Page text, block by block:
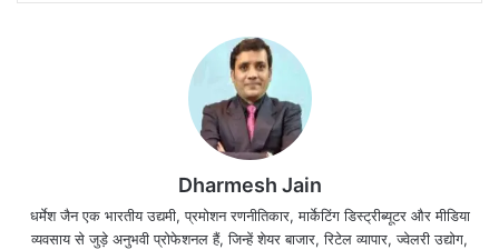
Dharmesh Jain
धर्मेश जैन एक भारतीय उद्यमी, प्रमोशन रणनीतिकार, मार्केटिंग डिस्ट्रीब्यूटर और मीडिया
व्यवसाय से जुड़े अनुभवी प्रोफेशनल हैं, जिन्हें शेयर बाजार, रिटेल व्यापार, ज्वेलरी उद्योग,